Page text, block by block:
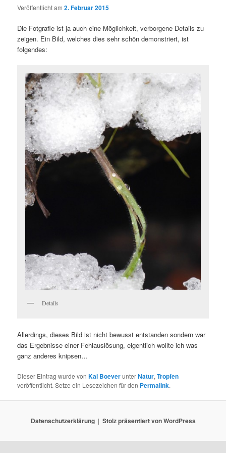
Veröffentlicht am2. Februar 2015
Die Fotgrafie ist ja auch eine Möglichkeit, verborgene Details zu
zeigen. Ein Bild, welches dies sehr schön demonstriert, ist
folgendes:
Details
Allerdings, dieses Bild ist nicht bewusst entstanden sondern war
das Ergebnisse einer Fehlauslösung, eigentlich wollte ich was
ganz anderes knipsen…
Dieser Eintrag wurde vonKai BoeverunterNatur,Tropfen
veröffentlicht. Setze ein Lesezeichen für den Permalink.
Datenschutzerklärung Stolz präsentiert von WordPress